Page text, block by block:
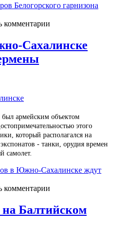
Белогорского гарнизона
комментарии
Сахалинске
армейским объектом
этого
который располагался на
- танки, орудия времен
самолет.
в Южно-Сахалинске ждут
комментарии
Балтийском